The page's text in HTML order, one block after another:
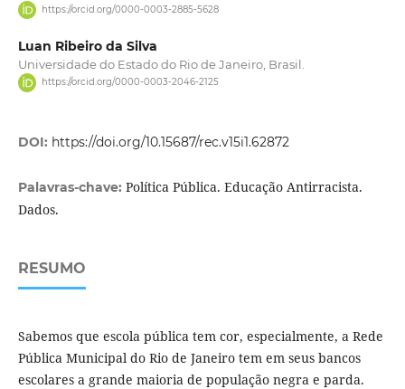
https://orcid.org/0000-0003-2885-5628
Luan Ribeiro da Silva
Universidade do Estado do Rio de Janeiro, Brasil.
https://orcid.org/0000-0003-2046-2125
DOI: https://doi.org/10.15687/rec.v15i1.62872
Palavras-chave: Política Pública. Educação Antirracista.
Dados.
RESUMO
Sabemos que escola pública tem cor, especialmente, a Rede
Pública Municipal do Rio de Janeiro tem em seus bancos
escolares a grande maioria de população negra e parda.